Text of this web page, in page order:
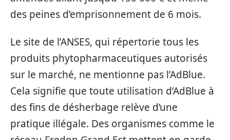
des peines d’emprisonnement de 6 mois.
Le site de l’ANSES, qui répertorie tous les
produits phytopharmaceutiques autorisés
sur le marché, ne mentionne pas l’AdBlue.
Cela signifie que toute utilisation d’AdBlue à
des fins de désherbage relève d’une
pratique illégale. Des organismes comme le